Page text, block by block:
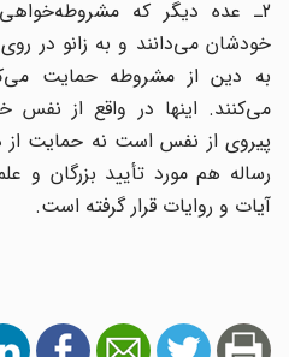
2ـ عده دیگر که مشروطه‌خواهی
خودشان می‌دانند و به زانو در
به دین از مشروطه حمایت
می‌کنند. اینها در واقع از نفس
پیروی از نفس است نه حمایت از
رساله هم مورد تأیید بزرگان و
آیات و روایات قرار گرفته است.